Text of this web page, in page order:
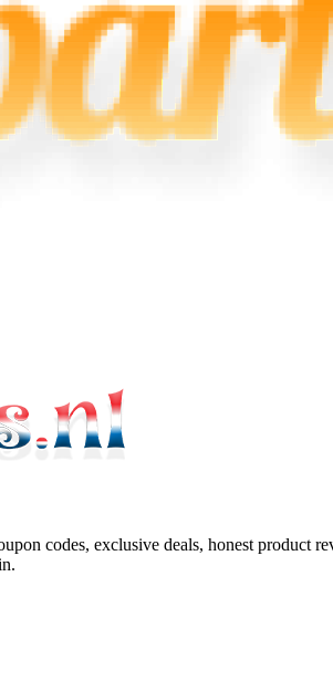
codes, exclusive deals, honest